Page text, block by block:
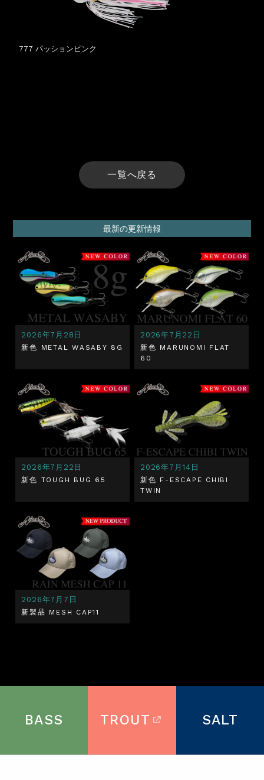
777 パッションピンク
一覧へ戻る
最新の更新情報
2026年7月28日
新色 METAL WASABY 8G
2026年7月22日
新色 MARUNOMI FLAT
60
2026年7月22日
新色 TOUGH BUG 65
2026年7月14日
新色 F-ESCAPE CHIBI
TWIN
2026年7月7日
新製品 MESH CAP11
BASS TROUT SALT